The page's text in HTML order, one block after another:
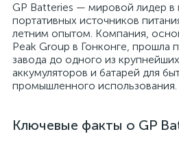
GP Batteries — мировой лидер в
портативных источников
летним опытом. Компания,
Peak Group в Гонконге, прошла
завода до одного из
аккумуляторов и батарей для
промышленного использования.
Ключевые факты о GP